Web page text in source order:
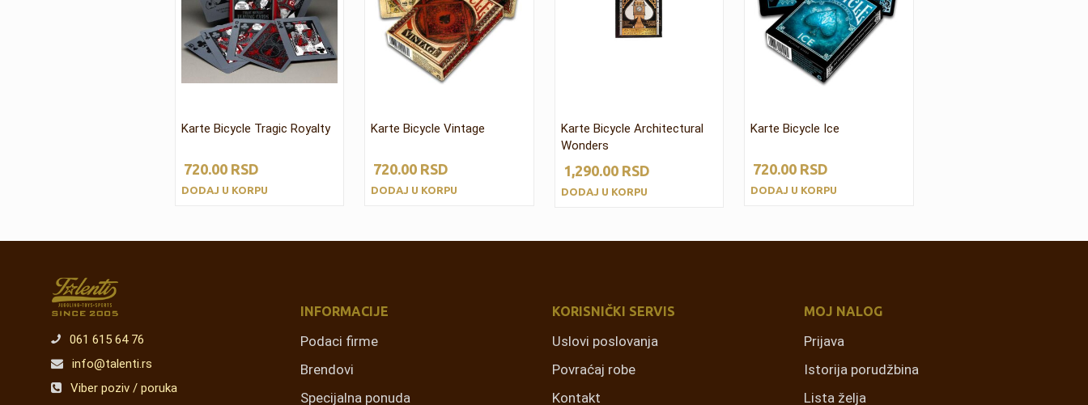
Karte Bicycle Tragic Royalty
720.00RSD
DODAJ U KORPU
Karte Bicycle Vintage
720.00 RSD
DODAJ U KORPU
Karte Bicycle Architectural
Wonders
1,290.00RSD
DODAJ U KORPU
Karte Bicycle Ice
720.00 RSD
DODAJ U KORPU
061 615 64 76
info@talenti.rs
Viber poziv / poruka
INFORMACIJE
Podaci firme
Brendovi
Specijalna ponuda
KORISNIČKI SERVIS
Uslovi poslovanja
Povraćaj robe
Kontakt
MOJ NALOG
Prijava
Istorija porudžbina
Lista želja